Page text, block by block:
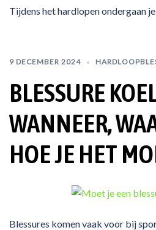
Tijdens het hardlopen ondergaan
9 DECEMBER 2024
BLESSURE
WANNEER,
HOE JE HET
Blessures komen vaak voor bij